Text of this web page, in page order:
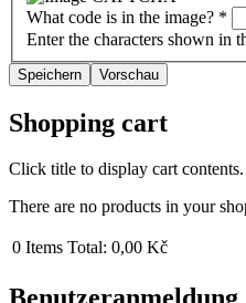
What code is in the image? *
Enter the characters shown in
Shopping cart
Click title to display cart contents.
There are no products in your
0 Items Total: 0,00 Kč